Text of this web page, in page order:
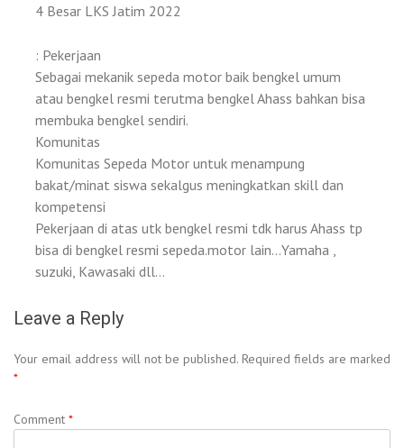
4 Besar LKS Jatim 2022
: Pekerjaan
Sebagai mekanik sepeda motor baik bengkel umum
atau bengkel resmi terutma bengkel Ahass bahkan bisa
membuka bengkel sendiri.
Komunitas
Komunitas Sepeda Motor untuk menampung
bakat/minat siswa sekalgus meningkatkan skill dan
kompetensi
Pekerjaan di atas utk bengkel resmi tdk harus Ahass tp
bisa di bengkel resmi sepeda.motor lain…Yamaha ,
suzuki, Kawasaki dll…
Leave a Reply
Your email address will not be published. Required fields are marked
*
Comment *